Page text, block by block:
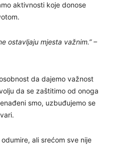
aktivnosti koje donose
ostavljaju mjesta važnim.” –
da dajemo važnost
da se zaštitimo od onoga
smo, uzbuđujemo se
ali srećom sve nije